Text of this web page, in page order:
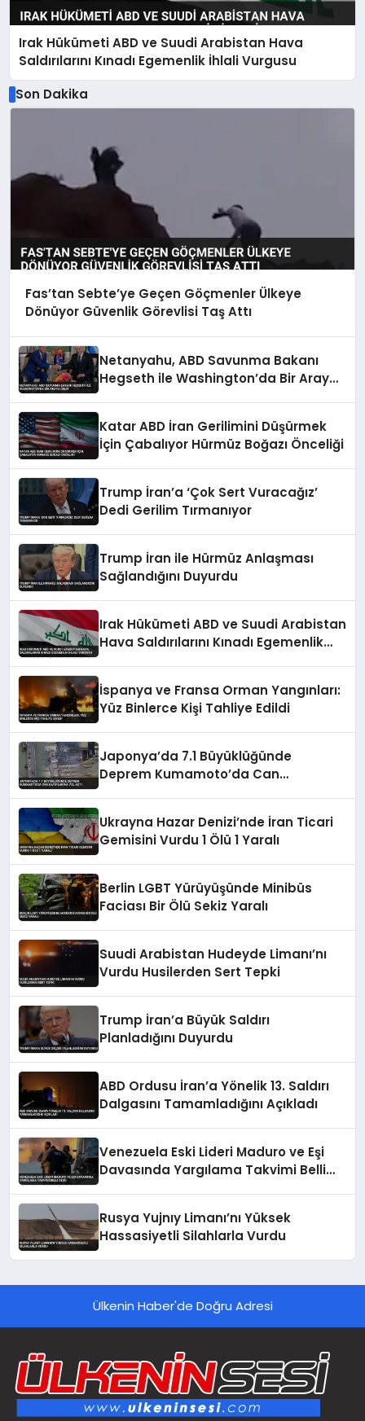
Irak Hükümeti ABD ve Suudi Arabistan Hava
Saldırılarını Kınadı Egemenlik İhlali Vurgusu
Son Dakika
Fas’tan Sebte’ye Geçen Göçmenler Ülkeye
Dönüyor Güvenlik Görevlisi Taş Attı
Netanyahu, ABD Savunma Bakanı
Hegseth ile Washington’da Bir Araya
Katar ABD İran Gerilimini Düşürmek
İçin Çabalıyor Hürmüz Boğazı Önceliği
Trump İran’a ‘Çok Sert Vuracağız’
Dedi Gerilim Tırmanıyor
Trump İran ile Hürmüz Anlaşması
Sağlandığını Duyurdu
Irak Hükümeti ABD ve Suudi Arabistan
Hava Saldırılarını Kınadı Egemenlik
İspanya ve Fransa Orman Yangınları:
Yüz Binlerce Kişi Tahliye Edildi
Japonya’da 7.1 Büyüklüğünde
Deprem Kumamoto’da Can
Ukrayna Hazar Denizi’nde İran Ticari
Gemisini Vurdu 1 Ölü 1 Yaralı
Berlin LGBT Yürüyüşünde Minibüs
Faciası Bir Ölü Sekiz Yaralı
Suudi Arabistan Hudeyde Limanı’nı
Vurdu Husilerden Sert Tepki
Trump İran’a Büyük Saldırı
Planladığını Duyurdu
ABD Ordusu İran’a Yönelik 13. Saldırı
Dalgasını Tamamladığını Açıkladı
Venezuela Eski Lideri Maduro ve Eşi
Davasında Yargılama Takvimi Belli
Rusya Yujnıy Limanı’nı Yüksek
Hassasiyetli Silahlarla Vurdu
Ülkenin Haber'de Doğru Adresi